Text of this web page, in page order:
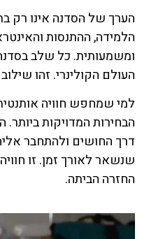
הערך של הסדנה אינו רק
הלמידה, ההתנסות
ומשמעותית. כל שלב
העולם הקולינרי. זהו
למי שמחפש חוויה
הבחירות המדויקות
דרך החושים ולהתחבר
שנשאר לאורך זמן. זו
החזרה הביתה.